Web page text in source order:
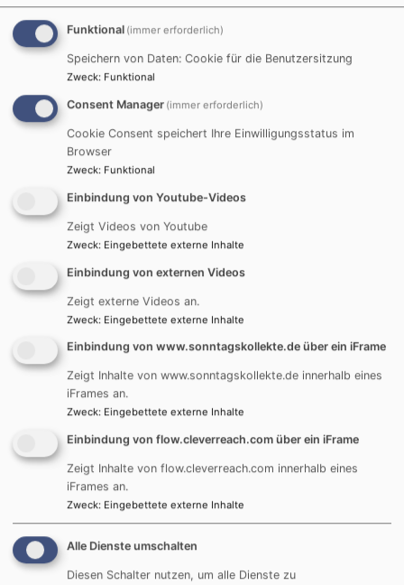
Wochenabschluss mit Lobpreiszeit, Gebet und
Segnung
„Und du bist nah, in mir wächst neue Freude,
Dankbarkeit und Hoffnung und neue Zuversicht …“, so
klingt es am Freitagabend aus dem Gemeindehaus. Es
Arbeitswoche.
Das tut nicht nur gut, sondern richtet auf und richtet
neu aus. Die unterschiedlichen Lobpreisteams führen
sicher durch den Gottesdienst und nach der
Verkündigung besteht immer auch die Möglichkeit zum
persönlichen Gebet und zur Einzelsegnung.
Ein Wochenabschluss mit einem besonderen und
intensiven Charakter.
jeden Freitag, 18.30 bis 20 Uhr
Gemeindehaus, Großer Saal
Funktional (immer erforderlich)
Speichern von Daten: Cookie für die Benutzersitzung
Zweck: Funktional
Consent Manager (immer erforderlich)
Cookie Consent speichert Ihre Einwilligungsstatus im
Browser
Zweck: Funktional
Einbindung von Youtube-Videos
Zeigt Videos von Youtube
Zweck: Eingebettete externe Inhalte
Einbindung von externen Videos
Zeigt externe Videos an.
Zweck: Eingebettete externe Inhalte
Einbindung von www.sonntagskollekte.de über ein iFrame
Zeigt Inhalte von www.sonntagskollekte.de innerhalb eines
iFrames an.
Zweck: Eingebettete externe Inhalte
Einbindung von flow.cleverreach.com über ein iFrame
Zeigt Inhalte von flow.cleverreach.com innerhalb eines
iFrames an.
Zweck: Eingebettete externe Inhalte
Alle Dienste umschalten
Diesen Schalter nutzen, um alle Dienste zu